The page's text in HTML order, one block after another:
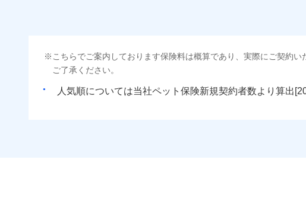
こちらでご案内しております保険料は概算であり、実際にご契約
ご了承ください。
人気順については当社 新規契約者数より算出[